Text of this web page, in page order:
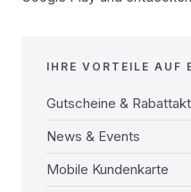
IHRE VORTEILE AUF
Gutscheine &
News & Events
Mobile Kundenkarte